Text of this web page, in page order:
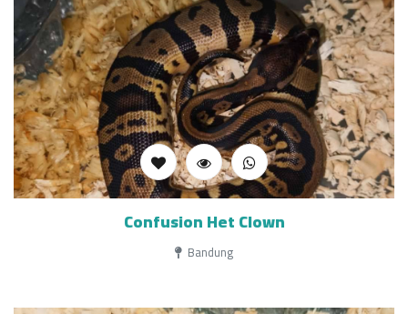
Confusion Het Clown
Bandung